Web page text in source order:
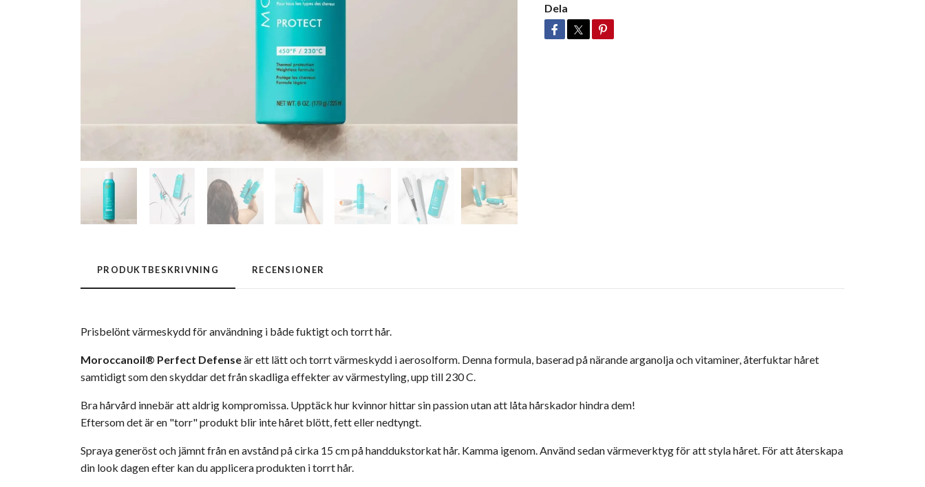
Dela
PRODUKTBESKRIVNING RECENSIONER
Prisbelönt värmeskydd för användning i både fuktigt och torrt hår.
Moroccanoil® Perfect Defenseär ett lätt och torrt värmeskydd i aerosolform. Denna formula, baserad på närande arganolja och vitaminer, återfuktar håret
samtidigt som den skyddar det från skadliga effekter av värmestyling, upp till 230 C.
Bra hårvård innebär att aldrig kompromissa. Upptäck hur kvinnor hittar sin passion utan att låta hårskador hindra dem!
Eftersom det är en "torr" produkt blir inte håret blött, fett eller nedtyngt.
Spraya generöst och jämnt från en avstånd på cirka 15 cm på handdukstorkat hår. Kamma igenom. Använd sedan värmeverktyg för att styla håret. För att återskapa
din look dagen efter kan du applicera produkten i torrt hår.